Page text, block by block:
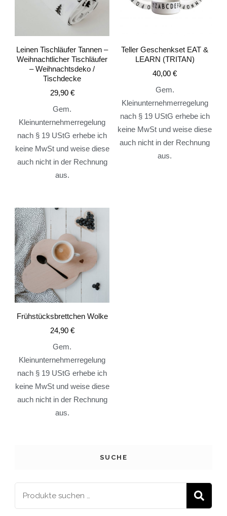
Leinen Tischläufer Tannen –
Weihnachtlicher Tischläufer
– Weihnachtsdeko /
Tischdecke
29,90 €
Gem.
Kleinunternehmerregelung
nach § 19 UStG erhebe ich
keine MwSt und weise diese
auch nicht in der Rechnung
aus.
Teller Geschenkset EAT &
LEARN (TRITAN)
40,00€
Gem.
Kleinunternehmerregelung
nach § 19 UStG erhebe ich
keine MwSt und weise diese
auch nicht in der Rechnung
aus.
Frühstücksbrettchen Wolke
24,90 €
Gem.
Kleinunternehmerregelung
nach § 19 UStG erhebe ich
keine MwSt und weise diese
auch nicht in der Rechnung
aus.
SUCHE